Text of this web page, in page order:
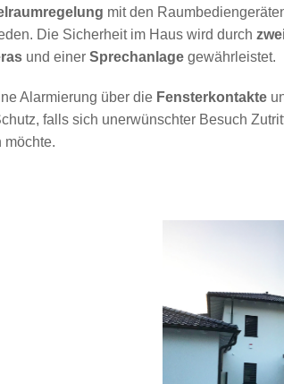
mit den
Die Sicherheit im Haus wird durch
und einer Sprechanlage gewährleistet.
Alarmierung über die Fensterkontakte
falls sich unerwünschter Besuch
möchte.